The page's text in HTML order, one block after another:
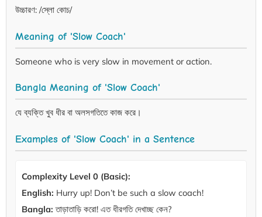
উচ্চারণ: /স্লো কোচ/
Meaning of 'Slow Coach'
Someone who is very slow in movement or action.
Bangla Meaning of 'Slow Coach'
যে ব্যক্তি খুব ধীর বা অলসগতিতে কাজ করে।
Examples of 'Slow Coach' in a Sentence
Complexity Level 0 (Basic):
English: Hurry up! Don’t be such a slow coach!
Bangla: তাড়াতাড়ি করো! এত ধীরগতি দেখাচ্ছ কেন?